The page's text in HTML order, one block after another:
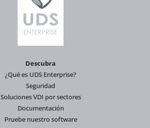
Descubra
¿Qué es UDS Enterprise?
Seguridad
Soluciones VDI por sectores
Documentación
Pruebe nuestro software